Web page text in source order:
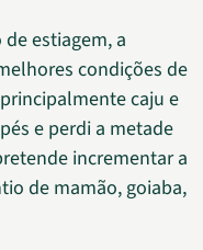
estiagem, a
condições de
caju e
e perdi a metade
incrementar a
de mamão, goiaba,